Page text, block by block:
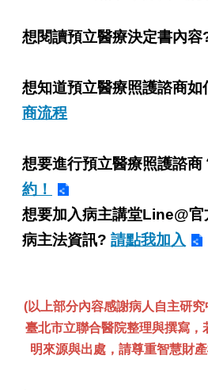
想閱讀預立醫療決定書內容
想知道預立醫療照護諮商如
商流程
想要進行預立醫療照護諮商
約！
想要加入病主講堂Line@
病主法資訊? 請點我加入
(以上部分內容感謝病人自主研
臺北市立聯合醫院整理與撰寫，
明來源與出處，請尊重智慧財